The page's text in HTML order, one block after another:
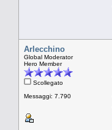
Arlecchino
Global Moderator
Hero Member
Scollegato
Messaggi: 7.790